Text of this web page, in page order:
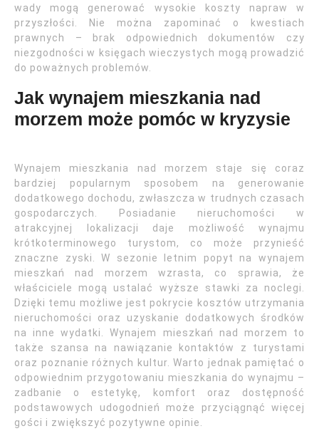
wady mogą generować wysokie koszty napraw w
przyszłości. Nie można zapominać o kwestiach
prawnych – brak odpowiednich dokumentów czy
niezgodności w księgach wieczystych mogą prowadzić
do poważnych problemów.
Jak wynajem mieszkania nad
morzem może pomóc w kryzysie
Wynajem mieszkania nad morzem staje się coraz
bardziej popularnym sposobem na generowanie
dodatkowego dochodu, zwłaszcza w trudnych czasach
gospodarczych. Posiadanie nieruchomości w
atrakcyjnej lokalizacji daje możliwość wynajmu
krótkoterminowego turystom, co może przynieść
znaczne zyski. W sezonie letnim popyt na wynajem
mieszkań nad morzem wzrasta, co sprawia, że
właściciele mogą ustalać wyższe stawki za noclegi.
Dzięki temu możliwe jest pokrycie kosztów utrzymania
nieruchomości oraz uzyskanie dodatkowych środków
na inne wydatki. Wynajem mieszkań nad morzem to
także szansa na nawiązanie kontaktów z turystami
oraz poznanie różnych kultur. Warto jednak pamiętać o
odpowiednim przygotowaniu mieszkania do wynajmu –
zadbanie o estetykę, komfort oraz dostępność
podstawowych udogodnień może przyciągnąć więcej
gości i zwiększyć pozytywne opinie.